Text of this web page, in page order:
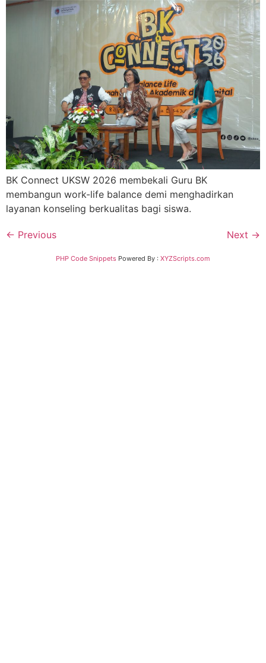
BK Connect UKSW 2026 membekali Guru BK
membangun work-life balance demi menghadirkan
layanan konseling berkualitas bagi siswa.
← Previous Next →
PHP Code Snippets Powered By : XYZScripts.com